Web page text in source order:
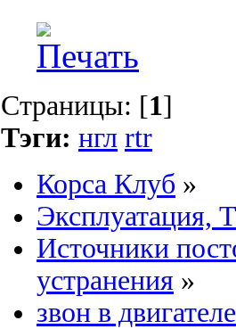
Страницы: [1]
Тэги: нгл rtr
Корса Клуб »
Эксплуатация,
Источники
устранения »
звон в